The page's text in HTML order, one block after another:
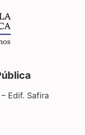
Edif. Safira